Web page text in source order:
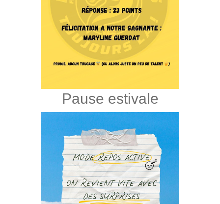
Pause estivale